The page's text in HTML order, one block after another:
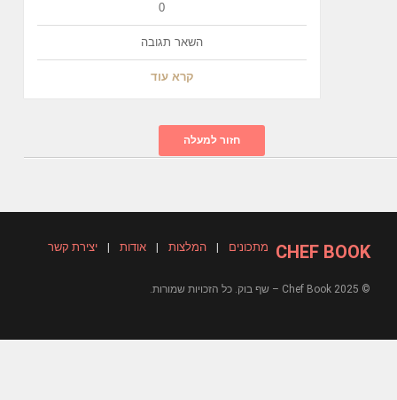
0
השאר תגובה
קרא עוד
חזור למעלה
CHEF BOOK מתכונים | המלצות | אודות | יצירת קשר
© 2025 Chef Book – שף בוק. כל הזכויות שמורות.